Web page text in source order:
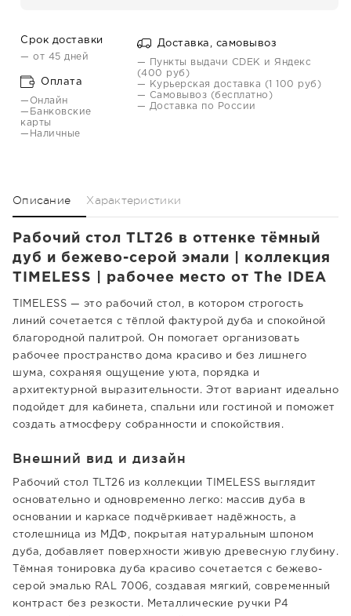
Срок доставки
— от 45 дней
Оплата
—Онлайн
—Банковские
карты
—Наличные
Доставка, самовывоз
— Пункты выдачи CDEK и Яндекс
(400 руб)
— Курьерская доставка (1 100 руб)
— Самовывоз (бесплатно)
— Доставка по России
Описание Характеристики
Рабочий стол TLT26 в оттенке тёмный
дуб и бежево-серой эмали | коллекция
TIMELESS | рабочее место от The IDEA
TIMELESS — это рабочий стол, в котором строгость
линий сочетается с тёплой фактурой дуба и спокойной
благородной палитрой. Он помогает организовать
рабочее пространство дома красиво и без лишнего
шума, сохраняя ощущение уюта, порядка и
архитектурной выразительности. Этот вариант идеально
подойдет для кабинета, спальни или гостиной и поможет
создать атмосферу собранности и спокойствия.
Внешний вид и дизайн
Рабочий стол TLT26 из коллекции TIMELESS выглядит
основательно и одновременно легко: массив дуба в
основании и каркасе подчёркивает надёжность, а
столешница из МДФ, покрытая натуральным шпоном
дуба, добавляет поверхности живую древесную глубину.
Тёмная тонировка дуба красиво сочетается с бежево-
серой эмалью RAL 7006, создавая мягкий, современный
контраст без резкости. Металлические ручки Р4